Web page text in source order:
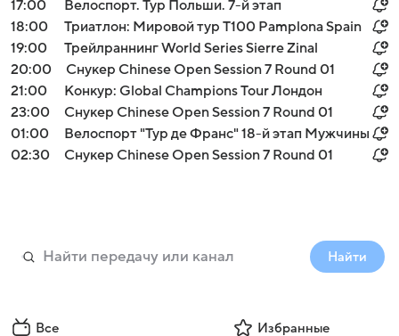
17:00
Велоспорт. Тур Польши. 7-й этап
18:00
Триатлон: Мировой тур T100 Pamplona Spain
19:00
Трейлраннинг World Series Sierre Zinal
20:00
Снукер Chinese Open Session 7 Round 01
21:00
Конкур: Global Champions Tour Лондон
23:00
Снукер Chinese Open Session 7 Round 01
01:00
Велоспорт "Тур де Франс" 18-й этап Мужчины
02:30
Снукер Chinese Open Session 7 Round 01
Найти
Все Избранные